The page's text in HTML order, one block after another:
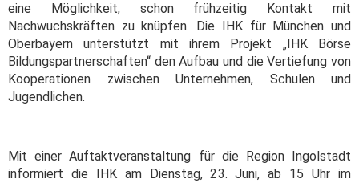
eine Möglichkeit, schon frühzeitig Kontakt mit
Nachwuchskräften zu knüpfen. Die IHK für München und
Oberbayern unterstützt mit ihrem Projekt „IHK Börse
Bildungspartnerschaften“ den Aufbau und die Vertiefung von
Kooperationen zwischen Unternehmen, Schulen und
Jugendlichen.
Mit einer Auftaktveranstaltung für die Region Ingolstadt
informiert die IHK am Dienstag, 23. Juni, ab 15 Uhr im